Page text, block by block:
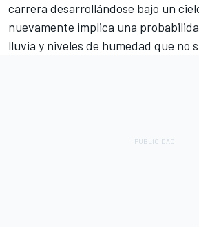
carrera desarrollándose bajo un
nuevamente implica una
lluvia y niveles de humedad que no